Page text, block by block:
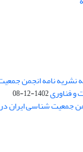
نامه انجمن
و فناوری1402-12-08
جمعیت شناسی ایران